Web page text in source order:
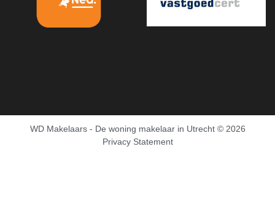
WD Makelaars - De woning makelaar in Utrecht© 2026
Privacy Statement